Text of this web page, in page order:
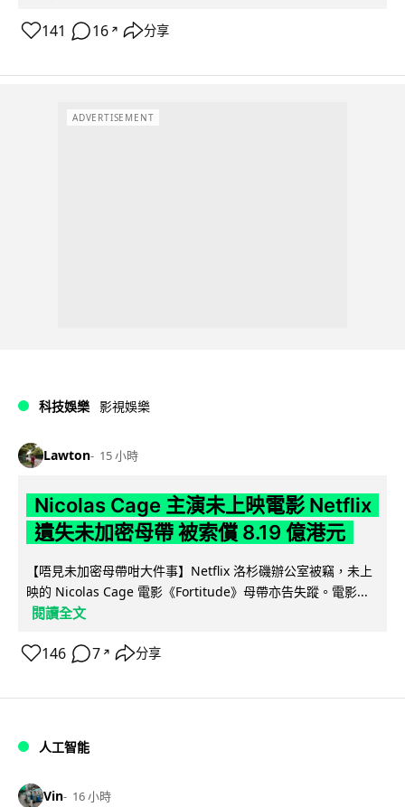
141 16 ↗ 分享
ADVERTISEMENT
科技娛樂 影視娛樂
Lawton 15 小時
Nicolas Cage 主演未上映電影 Netflix
遺失未加密母帶 被索償 8.19 億港元
【唔見未加密母帶咁大件事】Netflix 洛杉磯辦公室被竊，未上
映的 Nicolas Cage 電影《Fortitude》母帶亦告失蹤。電影...
閱讀全文
146 7 ↗ 分享
人工智能
Vin 16 小時